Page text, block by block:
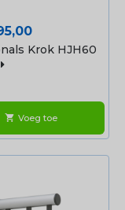
Krok HJH60
shopping_cart Voeg toe